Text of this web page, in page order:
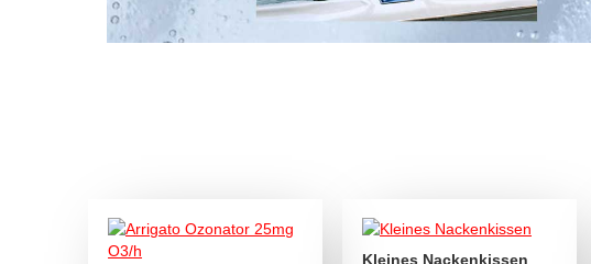
Kleines Nackenkissen